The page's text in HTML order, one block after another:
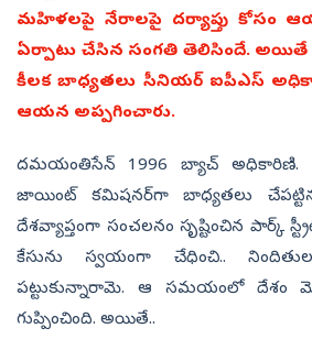
మహిళలపై నేరాలపై దర్యాప్తు కోసం
ఏర్పాటు చేసిన సంగతి తెలిసిందే.
కీలక బాధ్యతలు సీనియర్ ఐపీఎస్‌
ఆయన అప్పగించారు.
దమయంతి సేన్‌ 1996 బ్యాచ్‌ అధికారిణి.
జాయింట్‌ కమిషనర్‌గా బాధ్యతలు
దేశవ్యాప్తంగా సంచలనం సృష్టించిన పార్క్
కేసును స్వయంగా చేధించి..
పట్టుకున్నారామె. ఆ సమయంలో దేశం
గుప్పించింది. అయితే..